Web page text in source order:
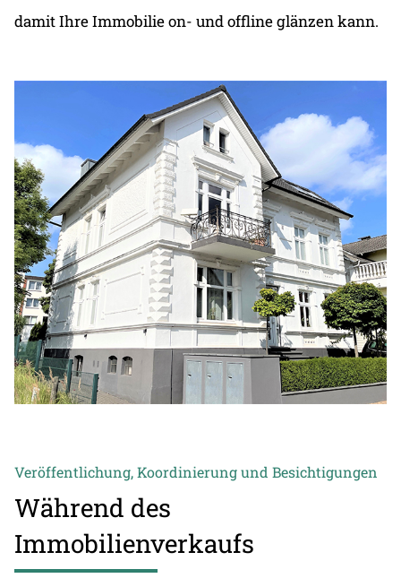
damit Ihre Immobilie on- und offline glänzen kann.
Während des
Immobilienverkaufs
Veröffentlichung, Koordinierung und Besichtigungen